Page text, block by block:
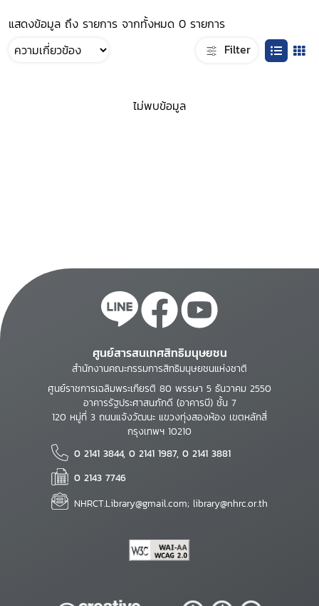
แสดงข้อมูล ถึง รายการ จากทั้งหมด 0 รายการ
Filter
ไม่พบข้อมูล
ศูนย์สารสนเทศสิทธิมนุษยชน
สำนักงานคณะกรรมการสิทธิมนุษยชนแห่งชาติ
ศูนย์ราชการเฉลิมพระเกียรติ 80 พรรษา 5 ธันวาคม 2550
อาคารรัฐประศาสนภักดี (อาคารบี) ชั้น 7
120 หมู่ที่ 3 ถนนแจ้งวัฒนะ แขวงทุ่งสองห้อง เขตหลักสี่
กรุงเทพฯ 10210
0 2141 3844, 0 2141 1987, 0 2141 3881
0 2143 7746
NHRCT.Library@gmail.com; library@nhrc.or.th